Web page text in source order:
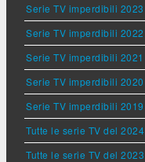
Serie TV imperdibili 2023
Serie TV imperdibili 2022
Serie TV imperdibili 2021
Serie TV imperdibili 2020
Serie TV imperdibili 2019
Tutte le serie TV del 2024
Tutte le serie TV del 2023